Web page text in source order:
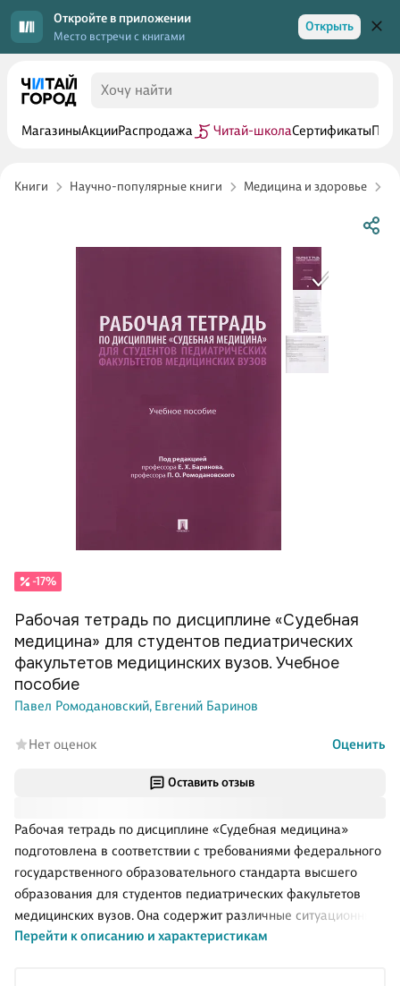
Откройте в приложении
Место встречи с книгами
Открыть
МагазиныАкцииРаспродажа Читай-школаСертификаты
Книги Научно-популярные книги Медицина и здоровье
Оставить отзыв
Рабочая тетрадь по дисциплине «Судебная медицина»
подготовлена в соответствии с требованиями федерального
государственного образовательного стандарта высшего
образования для студентов педиатрических факультетов
медицинских вузов. Она содержит различные ситуационные
задачи, вопросы и задания. В тетрадь также включены
Перейти к описанию и характеристикам
-17%
Рабочая тетрадь по дисциплине «Судебная
медицина» для студентов педиатрических
факультетов медицинских вузов. Учебное
пособие
Павел Ромодановский, Евгений Баринов
Нет оценок Оценить